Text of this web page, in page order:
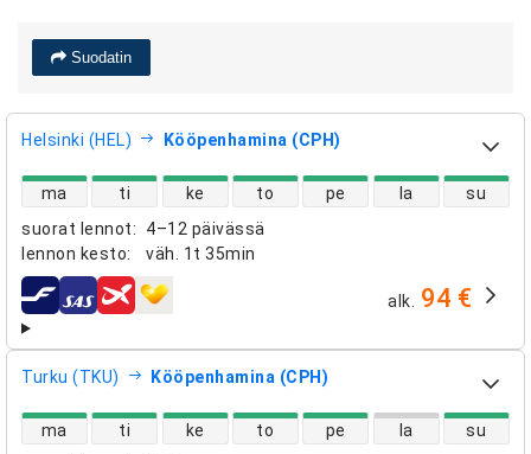
Suodatin
Helsinki (HEL) Kööpenhamina (CPH)
suorat lennot:
4–12 päivässä
lennon kesto: väh. 1t 35min
suorien lentojen saatavuus
ma ti ke to pe la su
lentoyhtiöt alk. 94 €
Turku (TKU) Kööpenhamina (CPH)
suorien lentojen saatavuus
ma ti ke to pe la su